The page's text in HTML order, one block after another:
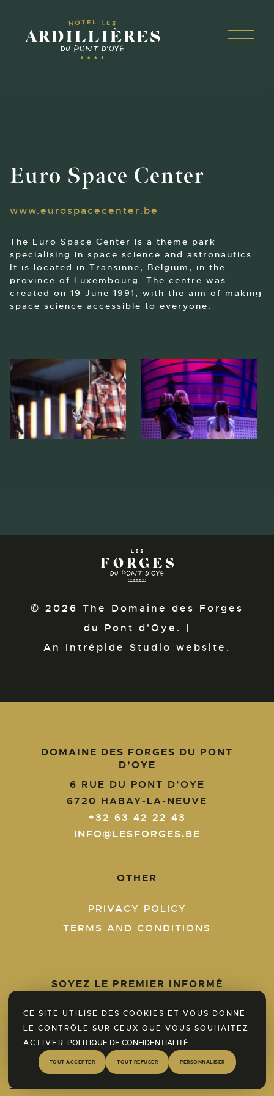
Open
Euro Space Center
www.eurospacecenter.be
The Euro Space Center is a theme park
specialising in space science and astronautics.
It is located in Transinne, Belgium, in the
province of Luxembourg. The centre was
created on 19 June 1991, with the aim of making
space science accessible to everyone.
© 2026 The Domaine des Forges
du Pont d'Oye. |
An Intrépide Studio website.
DOMAINE DES FORGES DU PONT
D’OYE
6 RUE DU PONT D’OYE
6720 HABAY-LA-NEUVE
+32 63 42 22 43
INFO@LESFORGES.BE
OTHER
PRIVACY POLICY
TERMS AND CONDITIONS
SOYEZ LE PREMIER INFORMÉ
Insérer votre email *
Je souhaite recevoir la newsletter et autorise
Les forges du Pont d'Oye à traiter et utiliser
ces informations pour m’informer de son
actualité pour la durée de ses activités.
Discover our SPA area now!
CE SITE UTILISE DES COOKIES ET VOUS DONNE
LE CONTRÔLE SUR CEUX QUE VOUS SOUHAITEZ
ACTIVER POLITIQUE DE CONFIDENTIALITÉ
TOUT ACCEPTER TOUT REFUSER PERSONNALISER